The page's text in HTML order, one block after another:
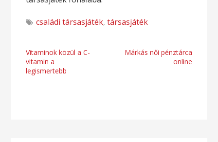
családi társasjáték,társasjáték
Bejegyzés
navigáció
Vitaminok közül a C-
vitamin a
legismertebb
Márkás női pénztárca
online